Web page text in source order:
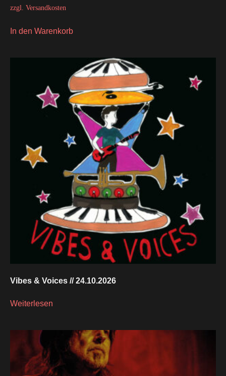
zzgl. Versandkosten
In den Warenkorb
Vibes & Voices // 24.10.2026
Weiterlesen